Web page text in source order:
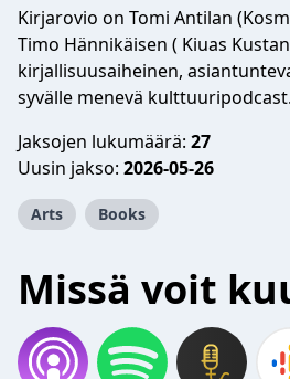
Kirjarovio on Tomi Antilan
Timo Hännikäisen ( Kiuas
kirjallisuusaiheinen,
syvälle menevä kulttuuripodcast.
Jaksojen lukumäärä: 27
Uusin jakso: 2026-05-26
Arts Books
Missä voit